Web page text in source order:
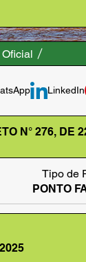
LinkedIn
N° 276, DE
Tipo de
PONTO